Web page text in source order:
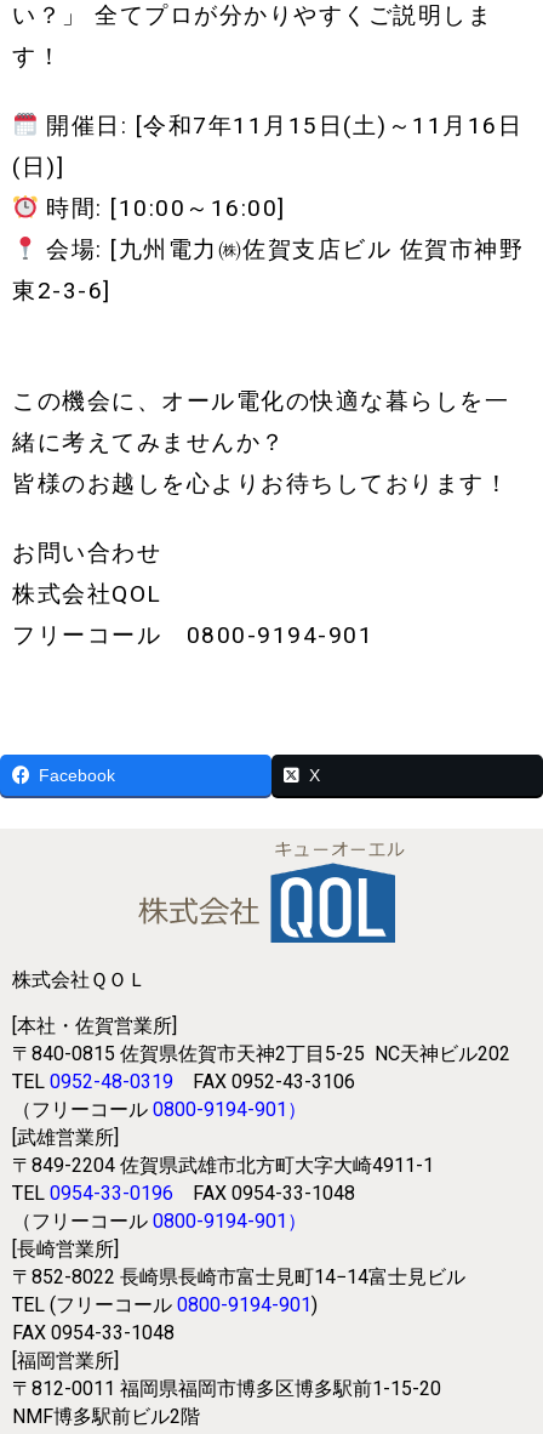
い？」 全てプロが分かりやすくご説明しま
す！
開催日: [令和7年11月15日(土)～11月16日
(日)]
時間: [10:00～16:00]
会場: [九州電力㈱佐賀支店ビル 佐賀市神野
東2-3-6]
この機会に、オール電化の快適な暮らしを一
緒に考えてみませんか？
皆様のお越しを心よりお待ちしております！
お問い合わせ
株式会社QOL
フリーコール 0800-9194-901
Facebook X
株式会社ＱＯＬ
[本社・佐賀営業所]
〒840-0815 佐賀県佐賀市天神2丁目5-25 NC天神ビル202
TEL 0952-48-0319
FAX 0952-43-3106
（フリーコール 0800-9194-901 ）
[武雄営業所]
〒849-2204 佐賀県武雄市北方町大字大崎4911-1
TEL 0954-33-0196
FAX 0954-33-1048
（フリーコール 0800-9194-901 ）
[長崎営業所]
〒852-8022 長崎県長崎市富士見町14−14富士見ビル
TEL (フリーコール 0800-9194-901)
FAX 0954-33-1048
[福岡営業所]
〒812-0011 福岡県福岡市博多区博多駅前1-15-20
NMF博多駅前ビル2階